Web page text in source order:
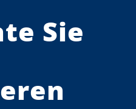
Sie